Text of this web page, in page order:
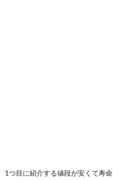
1つ目に紹介する値段が安くて寿